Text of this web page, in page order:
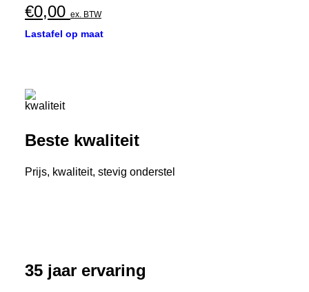
€0,00 ex. BTW
Lastafel op maat
Beste kwaliteit
Prijs, kwaliteit, stevig onderstel
35 jaar ervaring